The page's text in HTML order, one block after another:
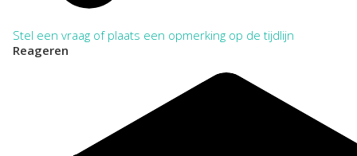
Stel een vraag of plaats een opmerking op de tijdlijn
Reageren